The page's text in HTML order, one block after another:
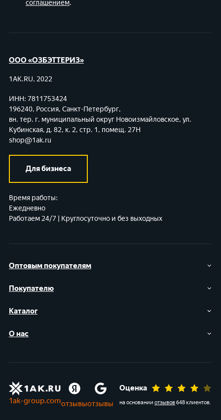
соглашением.
Оптовым покупателям
Покупателю
Каталог
О нас
ООО «ОЗБЭТТЕРИЗ»
1AK.RU, 2022
ИНН: 7811753424
196240, Россия, Санкт-Петербург,
вн. тер. г. муниципальный округ Новоизмайловское, ул.
Кубинская, д. 82, к. 2, стр. 1, помещ. 27Н
shop@1ak.ru
Для бизнеса
Время работы:
Ежедневно
Работаем 24/7 | Круглосуточно и без выходных
1ak-group.comотзывыотзывы
Оценка
на основании отзывов648 клиентов.